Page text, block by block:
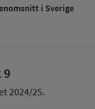
i Sverige
9
2024/25.